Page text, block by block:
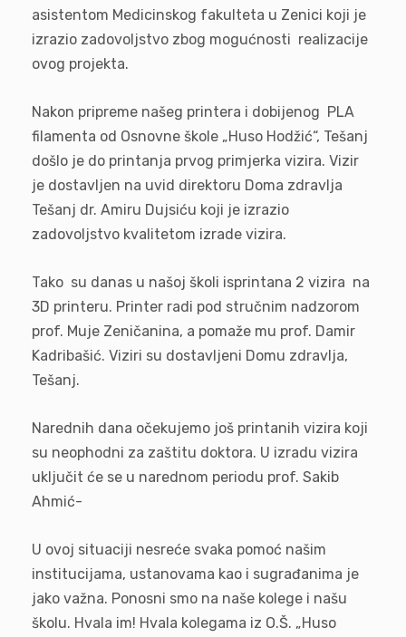
asistentom Medicinskog fakulteta u Zenici koji je
izrazio zadovoljstvo zbog mogućnosti realizacije
ovog projekta.
Nakon pripreme našeg printera i dobijenog PLA
filamenta od Osnovne škole „Huso Hodžić“, Tešanj
došlo je do printanja prvog primjerka vizira. Vizir
je dostavljen na uvid direktoru Doma zdravlja
Tešanj dr. Amiru Dujsiću koji je izrazio
zadovoljstvo kvalitetom izrade vizira.
Tako su danas u našoj školi isprintana 2 vizira na
3D printeru. Printer radi pod stručnim nadzorom
prof. Muje Zeničanina, a pomaže mu prof. Damir
Kadribašić. Viziri su dostavljeni Domu zdravlja,
Tešanj.
Narednih dana očekujemo još printanih vizira koji
su neophodni za zaštitu doktora. U izradu vizira
uključit će se u narednom periodu prof. Sakib
Ahmić-
U ovoj situaciji nesreće svaka pomoć našim
institucijama, ustanovama kao i sugrađanima je
jako važna. Ponosni smo na naše kolege i našu
školu. Hvala im! Hvala kolegama iz O.Š. „Huso